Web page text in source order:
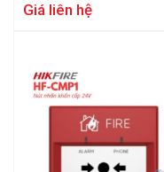
Giá liên hệ